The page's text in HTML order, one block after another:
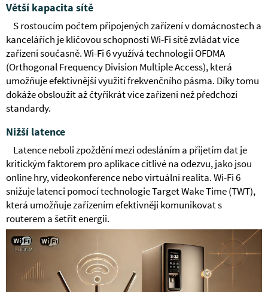
Větší kapacita sítě
S rostoucím počtem připojených zařízení v domácnostech a
kancelářích je klíčovou schopností Wi-Fi sítě zvládat více
zařízení současně. Wi-Fi 6 využívá technologii OFDMA
(Orthogonal Frequency Division Multiple Access), která
umožňuje efektivnější využití frekvenčního pásma. Díky tomu
dokáže obsloužit až čtyřikrát více zařízení než předchozí
standardy.
Nižší latence
Latence neboli zpoždění mezi odesláním a přijetím dat je
kritickým faktorem pro aplikace citlivé na odezvu, jako jsou
online hry, videokonference nebo virtuální realita. Wi-Fi 6
snižuje latenci pomocí technologie Target Wake Time (TWT),
která umožňuje zařízením efektivněji komunikovat s
routerem a šetřit energii.